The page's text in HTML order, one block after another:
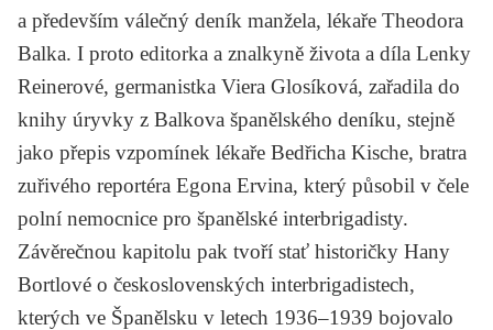
a především válečný deník manžela, lékaře Theodora
Balka. I proto editorka a znalkyně života a díla Lenky
Reinerové, germanistka Viera Glosíková, zařadila do
knihy úryvky z Balkova španělského deníku, stejně
jako přepis vzpomínek lékaře Bedřicha Kische, bratra
zuřivého reportéra Egona Ervina, který působil v čele
polní nemocnice pro španělské interbrigadisty.
Závěrečnou kapitolu pak tvoří stať historičky Hany
Bortlové o československých interbrigadistech,
kterých ve Španělsku v letech 1936–1939 bojovalo